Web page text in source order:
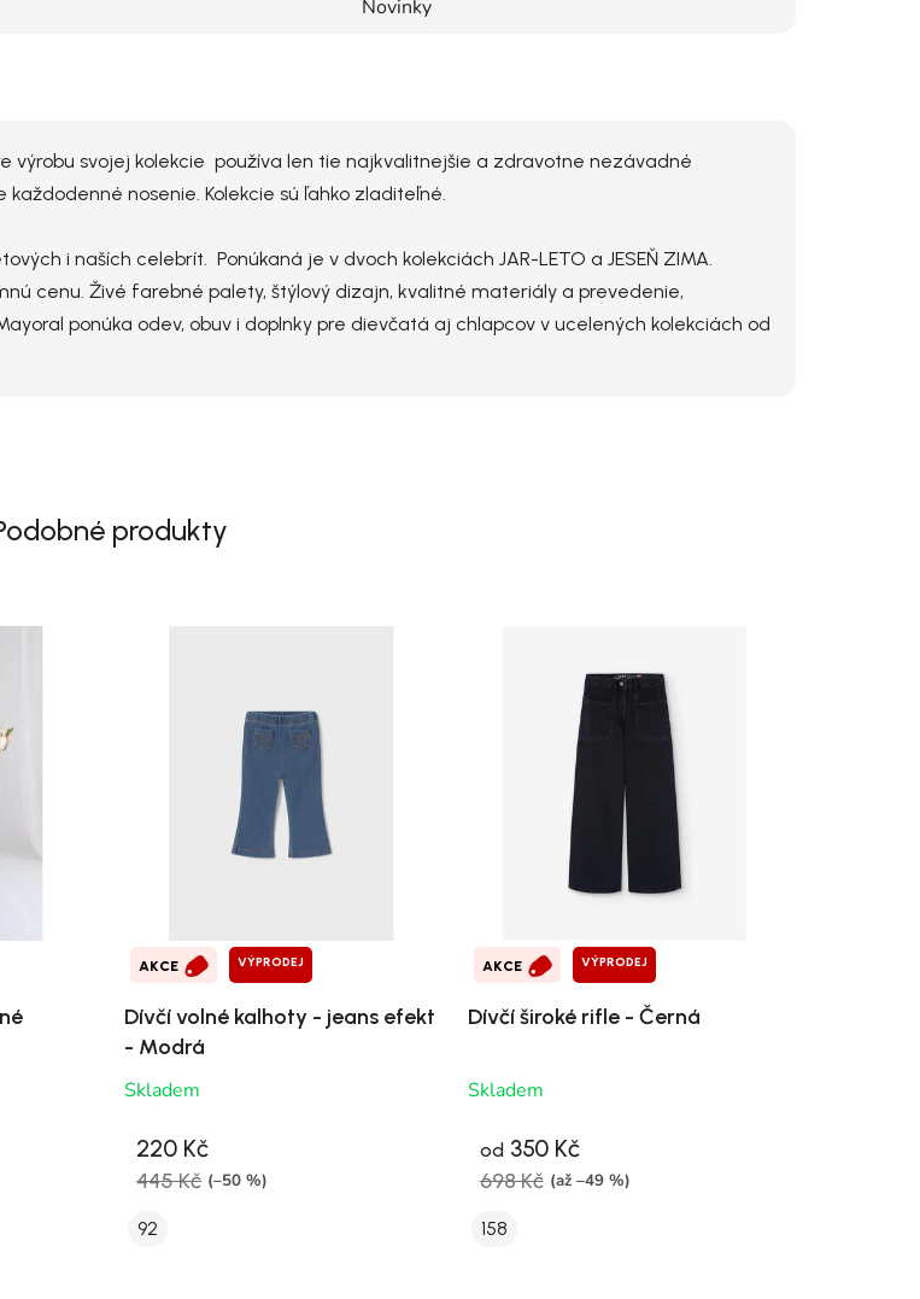
Novinky
výrobu svojej kolekcie používa len tie najkvalitnejšie a zdravotne nezávadné
nosenie. Kolekcie sú ľahko zladiteľné.
i naších celebrít. Ponúkaná je v dvoch kolekciách JAR-LETO a JESEŇ ZIMA.
cenu. Živé farebné palety, štýlový dizajn, kvalitné materiály a prevedenie,
ponúka odev, obuv i doplnky pre dievčatá aj chlapcov v ucelených kolekciách od
produkty
AKCE VÝPRODEJ
Dívčí volné kalhoty - jeans efekt
- Modrá
Skladem
220 Kč
445 Kč (–50 %)
92
AKCE VÝPRODEJ
Dívčí široké rifle - Černá
Skladem
od 350 Kč
698 Kč (až –49 %)
158